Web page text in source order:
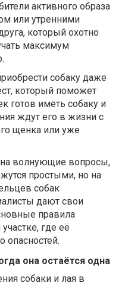
активного образа
или утренними
который охотно
максимум
собаку даже
который поможет
готов иметь собаку и
ждут его в жизни с
щенка или уже
волнующие вопросы,
простыми, но на
собак
дают свои
правила
где её
опасностей.
она остаётся одна
собаки и лая в